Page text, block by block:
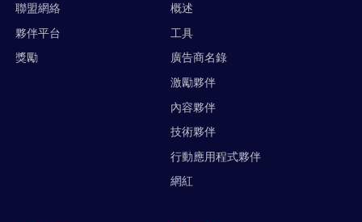
聯盟網絡
夥伴平台
獎勵
概述
工具
廣告商名錄
激勵夥伴
內容夥伴
技術夥伴
行動應用程式夥伴
網紅